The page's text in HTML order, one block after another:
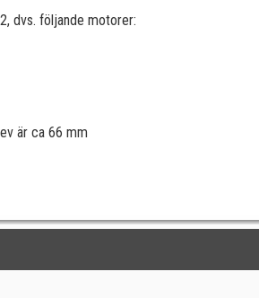
dvs. följande motorer:
är ca 66 mm